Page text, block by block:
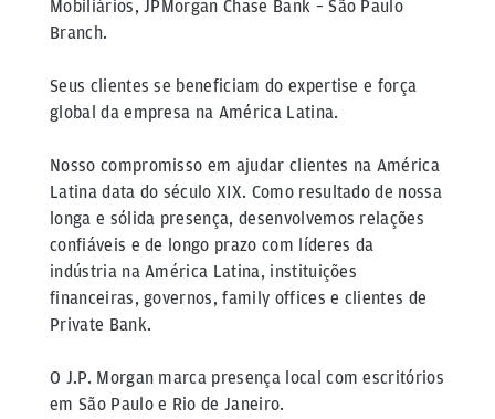
Mobiliários, JPMorgan Chase Bank – São Paulo
Branch.
Seus clientes se beneficiam do expertise e força
global da empresa na América Latina.
Nosso compromisso em ajudar clientes na América
Latina data do século XIX. Como resultado de nossa
longa e sólida presença, desenvolvemos relações
confiáveis e de longo prazo com líderes da
indústria na América Latina, instituições
financeiras, governos, family offices e clientes de
Private Bank.
O J.P. Morgan marca presença local com escritórios
em São Paulo e Rio de Janeiro.